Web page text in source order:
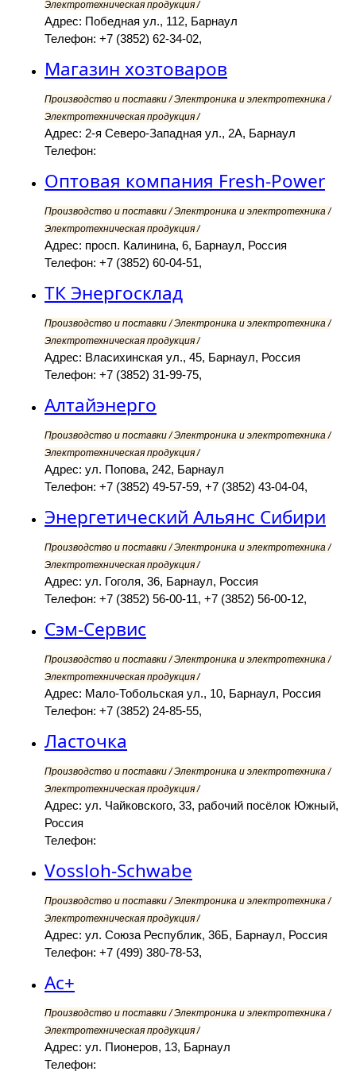
Электротехническая продукция /
Адрес: Победная ул., 112, Барнаул
Телефон: +7 (3852) 62-34-02,
Магазин хозтоваров
Производство и поставки / Электроника и электротехника /
Электротехническая продукция /
Адрес: 2-я Северо-Западная ул., 2А, Барнаул
Телефон:
Оптовая компания Fresh-Power
Производство и поставки / Электроника и электротехника /
Электротехническая продукция /
Адрес: просп. Калинина, 6, Барнаул, Россия
Телефон: +7 (3852) 60-04-51,
ТК Энергосклад
Производство и поставки / Электроника и электротехника /
Электротехническая продукция /
Адрес: Власихинская ул., 45, Барнаул, Россия
Телефон: +7 (3852) 31-99-75,
Алтайэнерго
Производство и поставки / Электроника и электротехника /
Электротехническая продукция /
Адрес: ул. Попова, 242, Барнаул
Телефон: +7 (3852) 49-57-59, +7 (3852) 43-04-04,
Энергетический Альянс Сибири
Производство и поставки / Электроника и электротехника /
Электротехническая продукция /
Адрес: ул. Гоголя, 36, Барнаул, Россия
Телефон: +7 (3852) 56-00-11, +7 (3852) 56-00-12,
Сэм-Сервис
Производство и поставки / Электроника и электротехника /
Электротехническая продукция /
Адрес: Мало-Тобольская ул., 10, Барнаул, Россия
Телефон: +7 (3852) 24-85-55,
Ласточка
Производство и поставки / Электроника и электротехника /
Электротехническая продукция /
Адрес: ул. Чайковского, 33, рабочий посёлок Южный,
Россия
Телефон:
Vossloh-Schwabe
Производство и поставки / Электроника и электротехника /
Электротехническая продукция /
Адрес: ул. Союза Республик, 36Б, Барнаул, Россия
Телефон: +7 (499) 380-78-53,
Ас+
Производство и поставки / Электроника и электротехника /
Электротехническая продукция /
Адрес: ул. Пионеров, 13, Барнаул
Телефон: